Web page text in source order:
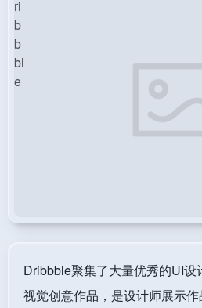
Dribbble聚集了大量优秀的UI
视觉创意作品，是设计师展示